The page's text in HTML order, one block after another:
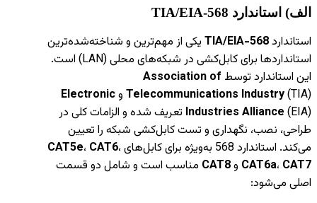
الف) استاندارد
استانداردTIA/EIA-568 یکی از مهم‌ترین و شناخته‌شده‌ترین
استانداردها برای کابل‌کشی در شبکه‌های محلی (LAN) است.
این استاندارد توسط Association of
Telecommunications Industry(TIA) و
Electronic
Industries Alliance (EIA) تعریف شده و الزامات کلی در
طراحی، نصب، نگهداری و تست کابل‌کشی شبکه را تعیین
می‌کند. استاندارد 568 به‌ویژه برای کابل‌های
CAT5e، CAT6،
CAT6a، CAT7 وCAT8 مناسب است و شامل دو قسمت
اصلی می‌شود: